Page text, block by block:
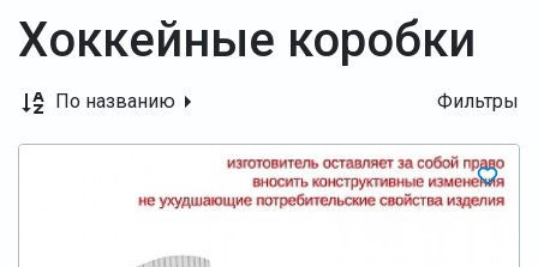
Хоккейные коробки
По названию Фильтры